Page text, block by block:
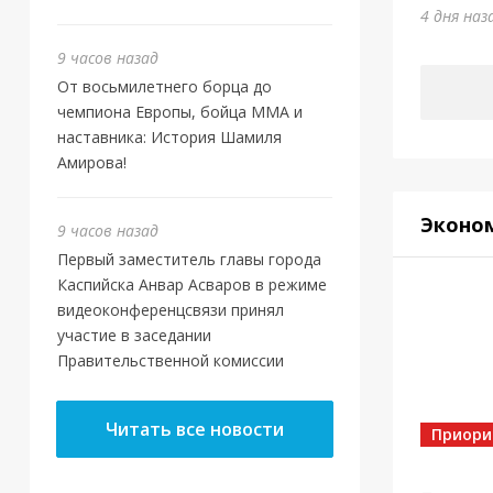
9 часов назад
От восьмилетнего борца до
чемпиона Европы, бойца ММА и
наставника: История Шамиля
Амирова!
9 часов назад
Первый заместитель главы города
Каспийска Анвар Асваров в режиме
видеоконференцсвязи принял
участие в заседании
Правительственной комиссии
Читать все новости
МБУ
4 дня